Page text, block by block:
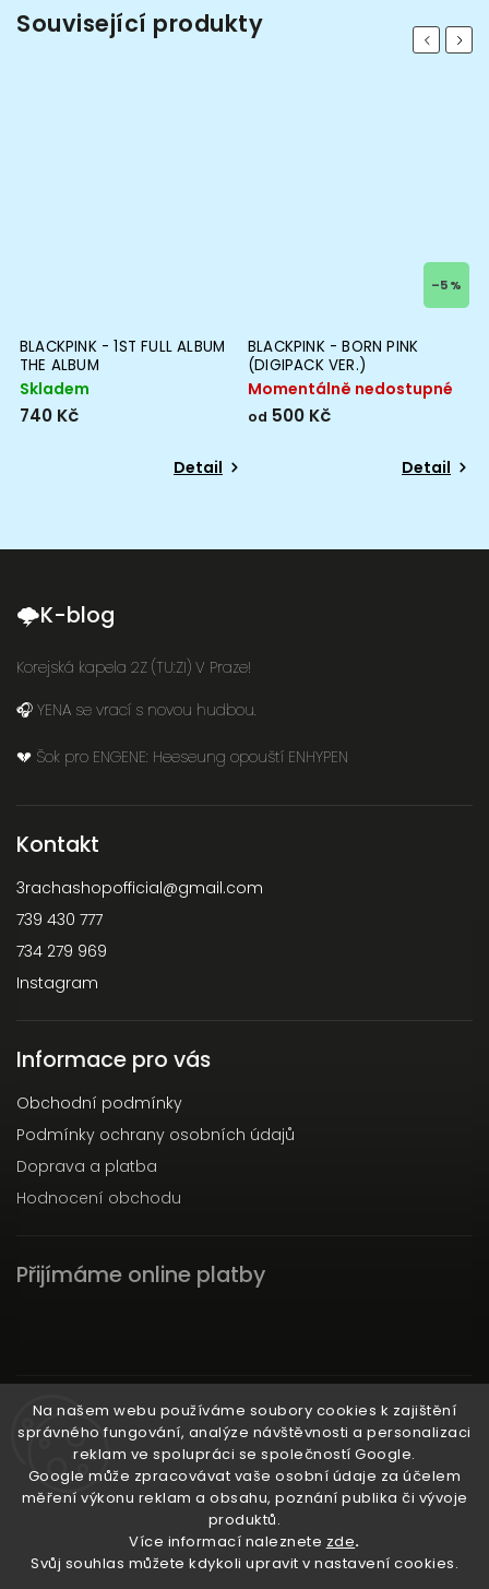
Na našem webu používáme soubory cookies k zajištění
správného fungování, analýze návštěvnosti a personalizaci
reklam ve spolupráci se společností Google.
Google může zpracovávat vaše osobní údaje za účelem
měření výkonu reklam a obsahu, poznání publika či vývoje
produktů.
Více informací naleznete zde.
Svůj souhlas můžete kdykoli upravit v nastavení cookies.
Související produkty Previous
BLACKPINK - 1ST FULL ALBUM
THE ALBUM
Skladem
740 Kč
Detail
–5 %
BLACKPINK - BORN PINK
(DIGIPACK VER.)
Momentálně nedostupné
od 500 Kč
Detail
Next
🌩K-blog
Korejská kapela 2Z (TU:ZI) V Praze!
🎧 YENA se vrací s novou hudbou.
💔 Šok pro ENGENE: Heeseung opouští ENHYPEN
Kontakt
3rachashopofficial@gmail.com
739 430 777
734 279 969
Instagram
Informace pro vás
Obchodní podmínky
Podmínky ochrany osobních údajů
Doprava a platba
Hodnocení obchodu
Přijímáme online platby
Instagram
Ať už ti nic neunikne!